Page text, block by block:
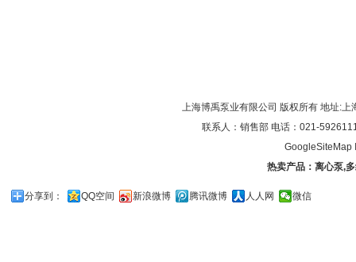
上海博禹泵业有限公司 版权所有 地址:
联系人：销售部 电话：021-
GoogleSiteMap
热卖产品： 离心泵,
分享到： QQ空间 新浪微博 腾讯微博 人人网 微信